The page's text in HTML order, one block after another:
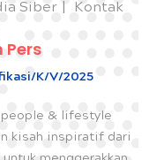
Siber Kontak
Pers
K/V/2025
people & lifestyle
kisah inspiratif dari